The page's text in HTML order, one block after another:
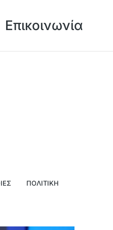
Επικοινωνία
ΠΟΛΙΤΙΚΉ